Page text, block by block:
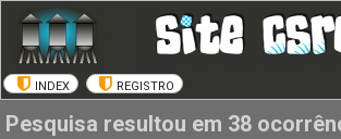
INDEX REGISTRO
Pesquisa resultou em 38